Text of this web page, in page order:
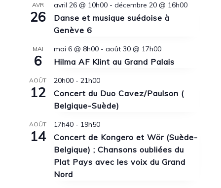
AVR
26
avril 26 @ 10h00- décembre 20 @ 16h00
Danse et musique suédoise à
Genève 6
MAI
6
mai 6 @ 8h00- août 30 @ 17h00
Hilma AF Klint au Grand Palais
AOÛT
12
20h00- 21h00
Concert du Duo Cavez/Paulson (
Belgique-Suède)
AOÛT
14
17h40- 19h50
Concert de Kongero et Wör (Suède-
Belgique) ; Chansons oubliées du
Plat Pays avec les voix du Grand
Nord